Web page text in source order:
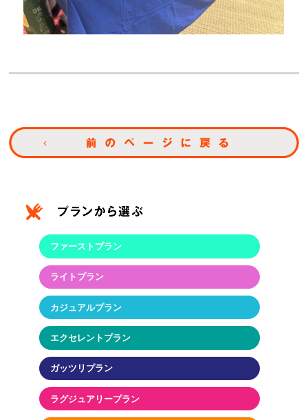
ファーストプラン
ライトプラン
カジュアルプラン
エクセレントプラン
ガッツリプラン
ラグジュアリープラン